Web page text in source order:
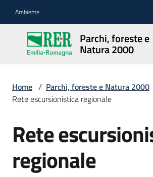
Ambiente
Parchi, foreste e
Natura 2000
Parchi,
foreste
e
2000
Aree
Protette
Home / Parchi, foreste e Natura 2000
Rete escursionistica regionale
Salta al contenuto
Rete
regionale